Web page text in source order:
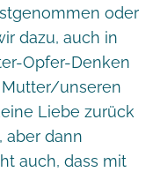
oder
dazu, auch in
Opfer-Denken
Mutter/unseren
Liebe zurück
aber dann
auch, dass mit